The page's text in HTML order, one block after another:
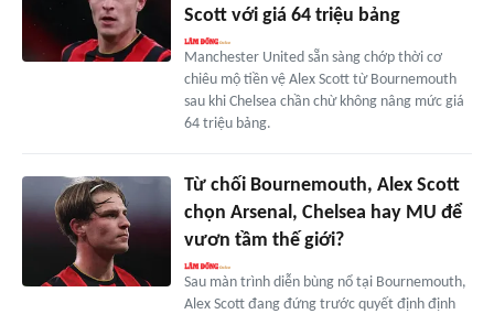
Scott với giá 64 triệu bảng
Manchester United sẵn sàng chớp thời cơ
chiêu mộ tiền vệ Alex Scott từ Bournemouth
sau khi Chelsea chần chừ không nâng mức giá
64 triệu bảng.
Từ chối Bournemouth, Alex Scott
chọn Arsenal, Chelsea hay MU để
vươn tầm thế giới?
Sau màn trình diễn bùng nổ tại Bournemouth,
Alex Scott đang đứng trước quyết định định